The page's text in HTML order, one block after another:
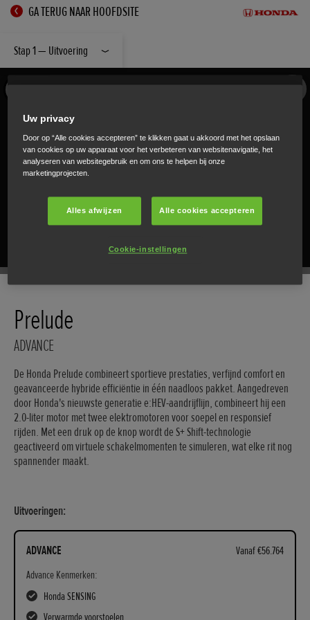
GA TERUG NAAR HOOFDSITE
Stap 1 — Uitvoering
Prelude
ADVANCE
De Honda Prelude combineert sportieve prestaties, verfijnd comfort en
geavanceerde hybride efficiëntie in één naadloos pakket. Aangedreven
door Honda's nieuwste generatie e:HEV-aandrijflijn, combineert hij een
2.0-liter motor met twee elektromotoren voor soepel en responsief
rijden. Met een druk op de knop wordt de S+ Shift-technologie
geactiveerd om virtuele schakelmomenten te simuleren, wat elke rit nog
spannender maakt.
Uitvoeringen:
ADVANCE
Vanaf €56.764
Advance Kenmerken:
Honda SENSING
Verwarmde voorstoelen
Uw privacy
Door op “Alle cookies accepteren” te klikken gaat u akkoord met het opslaan
van cookies op uw apparaat voor het verbeteren van websitenavigatie, het
analyseren van websitegebruik en om ons te helpen bij onze
marketingprojecten.
Alles afwijzen Alle cookies accepteren
Cookie-instellingen